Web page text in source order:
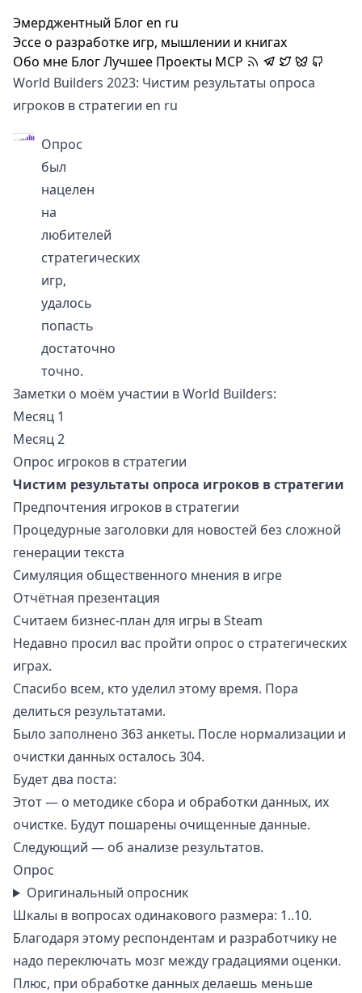
Эмерджентный Блогen ru
Эссе о разработке игр, мышлении и книгах
Обо мне БлогЛучшее Проекты MCP
World Builders 2023: Чистим результаты опроса
игроков в стратегии en ru
Опрос
был
нацелен
на
любителей
стратегических
игр,
удалось
попасть
достаточно
точно.
Заметки о моём участии вWorld Builders:
Месяц 1
Месяц 2
Опрос игроков в стратегии
Чистим результаты опроса игроков в стратегии
Предпочтения игроков в стратегии
Процедурные заголовки для новостей без сложной
генерации текста
Симуляция общественного мнения в игре
Отчётная презентация
Считаем бизнес-план для игры в Steam
Недавно просил вас пройти опрос о стратегических
играх.
Спасибо всем, кто уделил этому время. Пора
делиться результатами.
Было заполнено 363 анкеты. После нормализации и
очистки данных осталось 304.
Будет два поста:
Этот — о методике сбора и обработки данных, их
очистке. Будут пошарены очищенные данные.
Следующий — об анализе результатов.
Опрос
Оригинальный опросник
Шкалы в вопросах одинакового размера: 1..10.
Благодаря этому респондентам и разработчику не
надо переключать мозг между градациями оценки.
Плюс, при обработке данных делаешь меньше